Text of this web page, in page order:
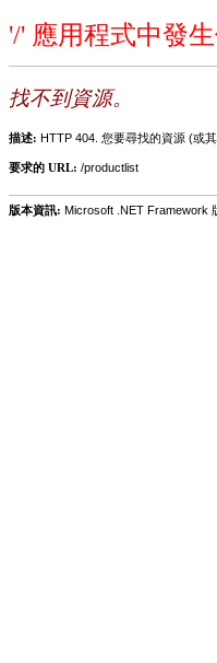
'/' 應用程式中發生
找不到資源。
描述: HTTP 404. 您要尋找的資源 (或
要求的 URL: /productlist
版本資訊: Microsoft .NET Framework